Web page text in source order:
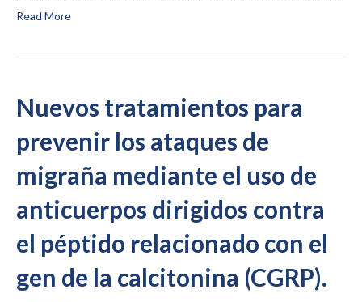
Read More
Nuevos tratamientos para
prevenir los ataques de
migraña mediante el uso de
anticuerpos dirigidos contra
el péptido relacionado con el
gen de la calcitonina (CGRP).